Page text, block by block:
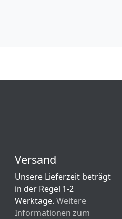
Versand
Unsere Lieferzeit beträgt
in der Regel 1-2
Werktage. Weitere
Informationen zum